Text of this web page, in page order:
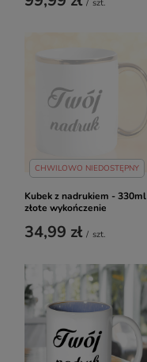
/ szt.
CHWILOWO NIEDOSTĘPNY
Kubek z nadrukiem - 330ml
złote wykończenie
34,99 zł / szt.